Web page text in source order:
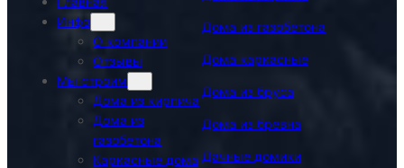
Инфо
О компании
Отзывы
Мы строим
Дома из кирпича
Дома из
газобетона
Каркасные дома
Дома из газобетона
Дома каркасные
Дома из бруса
Дома из бревна
Дачные домики